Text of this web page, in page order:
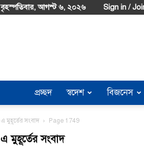
বৃহস্পতিবার, আগস্ট ৬, ২০২৬ Sign in /
প্রচ্ছদ স্বদেশ বিজনেস
এ মুহূর্তের সংবাদ Page 1749
এ মুহূর্তের সংবাদ